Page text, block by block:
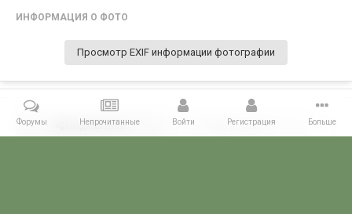
ИНФОРМАЦИЯ О ФОТО
Просмотр EXIF информации фотографии
Поделиться Подписчики 0
Форумы Непрочитанные Войти Регистрация Больше